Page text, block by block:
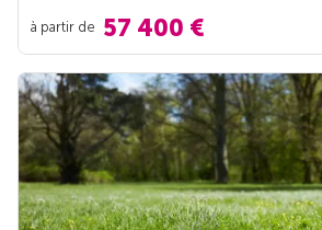
à partir de 57 400 €